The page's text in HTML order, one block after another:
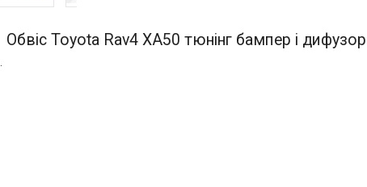
Обвіс Toyota Rav4 XA50 тюнінг бампер і дифузор